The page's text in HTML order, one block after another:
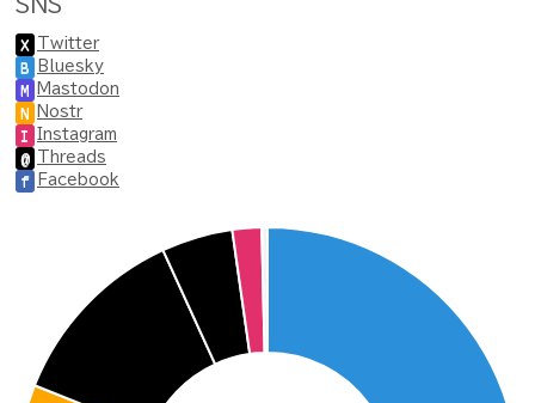
X Twitter
B Bluesky
M Mastodon
N Nostr
I Instagram
@ Threads
f Facebook